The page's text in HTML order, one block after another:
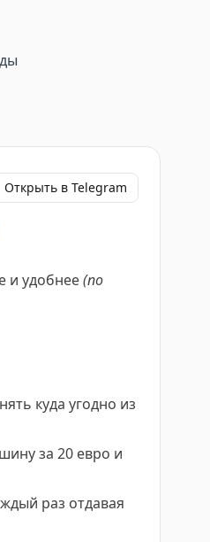
Открыть в Telegram
и удобнее(по
куда угодно из
за 20 евро и
раз отдавая